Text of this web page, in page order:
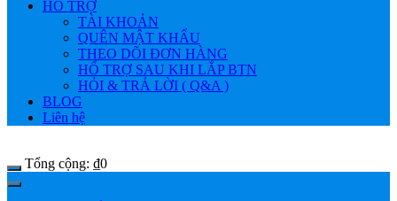
HỔ TRỢ
TÀI KHOẢN
QUÊN MẬT KHẨU
THEO DÕI ĐƠN HÀNG
HỔ TRỢ SAU KHI LẮP BTN
HỎI & TRẢ LỜI ( Q&A )
BLOG
Liên hệ
Tổng cộng: ₫0